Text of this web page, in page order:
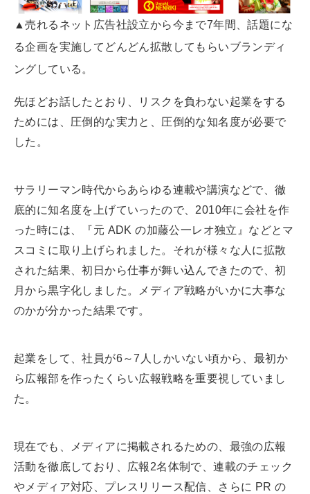
▲売れるネット広告社設立から今まで7年間、話題にな
る企画を実施してどんどん拡散してもらいブランディ
ングしている。
先ほどお話したとおり、リスクを負わない起業をする
ためには、圧倒的な実力と、圧倒的な知名度が必要で
した。
サラリーマン時代からあらゆる連載や講演などで、徹
底的に知名度を上げていったので、2010年に会社を作
った時には、『元 ADK の加藤公一レオ独立』などとマ
スコミに取り上げられました。それが様々な人に拡散
された結果、初日から仕事が舞い込んできたので、初
月から黒字化しました。メディア戦略がいかに大事な
のかが分かった結果です。
起業をして、社員が6～7人しかいない頃から、最初か
ら広報部を作ったくらい広報戦略を重要視していまし
た。
現在でも、メディアに掲載されるための、最強の広報
活動を徹底しており、広報2名体制で、連載のチェック
やメディア対応、プレスリリース配信、さらに PR の